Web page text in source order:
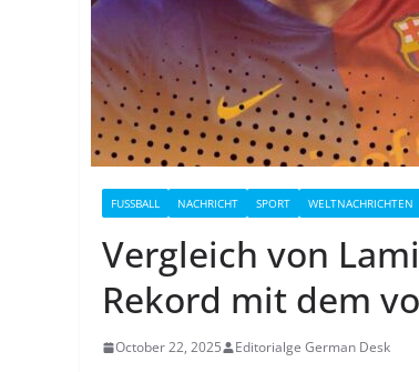
FUSSBALL NACHRICHT SPORT WELTNACHRICHTEN
Vergleich von
Rekord mit dem
October 22, 2025 Editorialge German Desk